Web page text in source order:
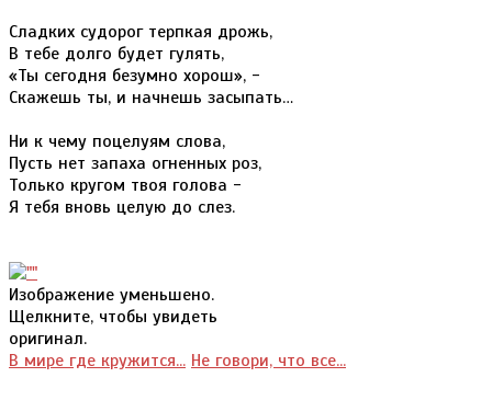
Сладких судорог терпкая дрожь,
В тебе долго будет гулять,
«Ты сегодня безумно хорош», -
Скажешь ты, и начнешь засыпать…
Ни к чему поцелуям слова,
Пусть нет запаха огненных роз,
Только кругом твоя голова -
Я тебя вновь целую до слез.
Изображение уменьшено.
Щелкните, чтобы увидеть
оригинал.
В мире где кружится... Не говори, что все...